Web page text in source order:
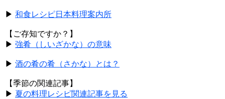
▶ 和食レシピ日本料理案内所
【ご存知ですか？】
▶ 強肴（しいざかな）の意味
▶ 酒の肴の肴（さかな）とは？
【季節の関連記事】
▶ 夏の料理レシピ関連記事を見る